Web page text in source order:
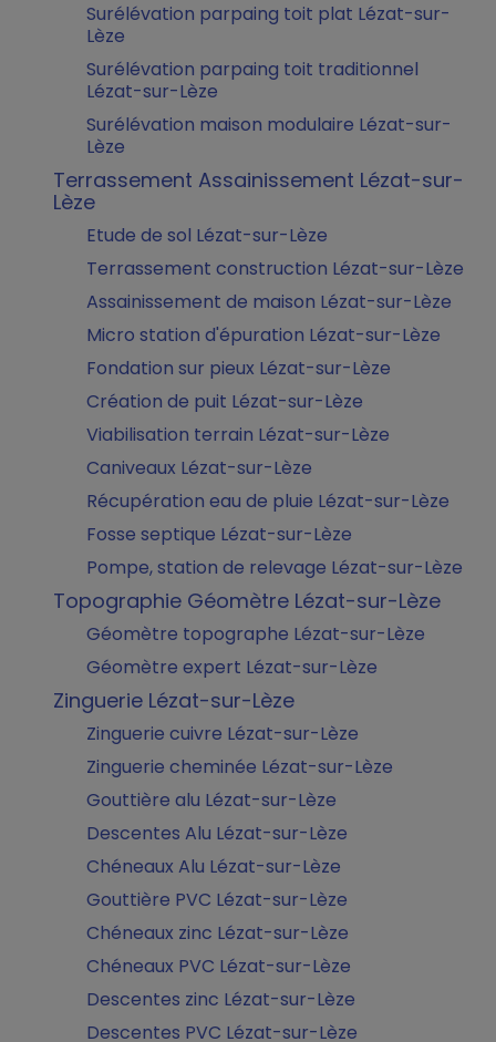
Surélévation parpaing toit plat Lézat-sur-
Lèze
Surélévation parpaing toit traditionnel
Lézat-sur-Lèze
Surélévation maison modulaire Lézat-sur-
Lèze
Terrassement Assainissement Lézat-sur-
Lèze
Etude de sol Lézat-sur-Lèze
Terrassement construction Lézat-sur-Lèze
Assainissement de maison Lézat-sur-Lèze
Micro station d'épuration Lézat-sur-Lèze
Fondation sur pieux Lézat-sur-Lèze
Création de puit Lézat-sur-Lèze
Viabilisation terrain Lézat-sur-Lèze
Caniveaux Lézat-sur-Lèze
Récupération eau de pluie Lézat-sur-Lèze
Fosse septique Lézat-sur-Lèze
Pompe, station de relevage Lézat-sur-Lèze
Topographie Géomètre Lézat-sur-Lèze
Géomètre topographe Lézat-sur-Lèze
Géomètre expert Lézat-sur-Lèze
Zinguerie Lézat-sur-Lèze
Zinguerie cuivre Lézat-sur-Lèze
Zinguerie cheminée Lézat-sur-Lèze
Gouttière alu Lézat-sur-Lèze
Descentes Alu Lézat-sur-Lèze
Chéneaux Alu Lézat-sur-Lèze
Gouttière PVC Lézat-sur-Lèze
Chéneaux zinc Lézat-sur-Lèze
Chéneaux PVC Lézat-sur-Lèze
Descentes zinc Lézat-sur-Lèze
Descentes PVC Lézat-sur-Lèze